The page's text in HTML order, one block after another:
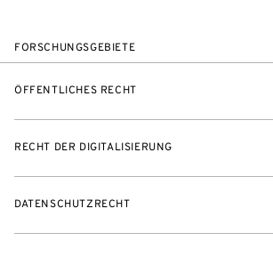
FORSCHUNGSGEBIETE
ÖFFENTLICHES RECHT
RECHT DER DIGITALISIERUNG
DATENSCHUTZRECHT